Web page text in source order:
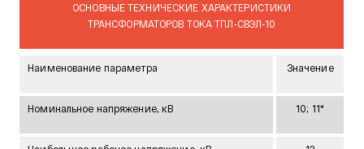
20 лет СВЭЛОСНОВНЫЕ ТЕХНИЧЕСКИЕ ХАРАКТЕРИСТИКИ
ТРАНСФОРМАТОРОВ ТОКА ТПЛ-СВЭЛ-10
Наименование параметра Значение
Номинальное напряжение, кВ 10; 11*